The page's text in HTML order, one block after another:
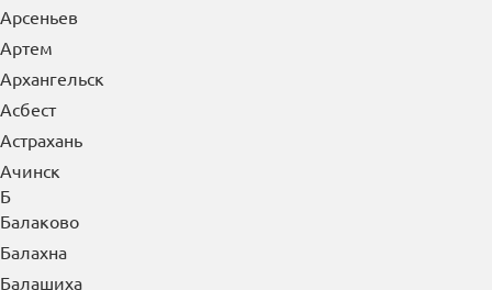
Артем
Архангельск
Асбест
Астрахань
Ачинск
Б
Балаково
Балахна
Балашиха
Балашов